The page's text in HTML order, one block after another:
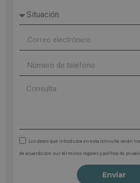
Los datos que introduzca en esta consulta serán
de acuerdo con sus términos legales y política de
Enviar